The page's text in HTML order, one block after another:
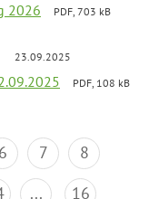
2026
PDF, 703 kB
23.09.2025
PDF, 108 kB
6 7
8
... 16